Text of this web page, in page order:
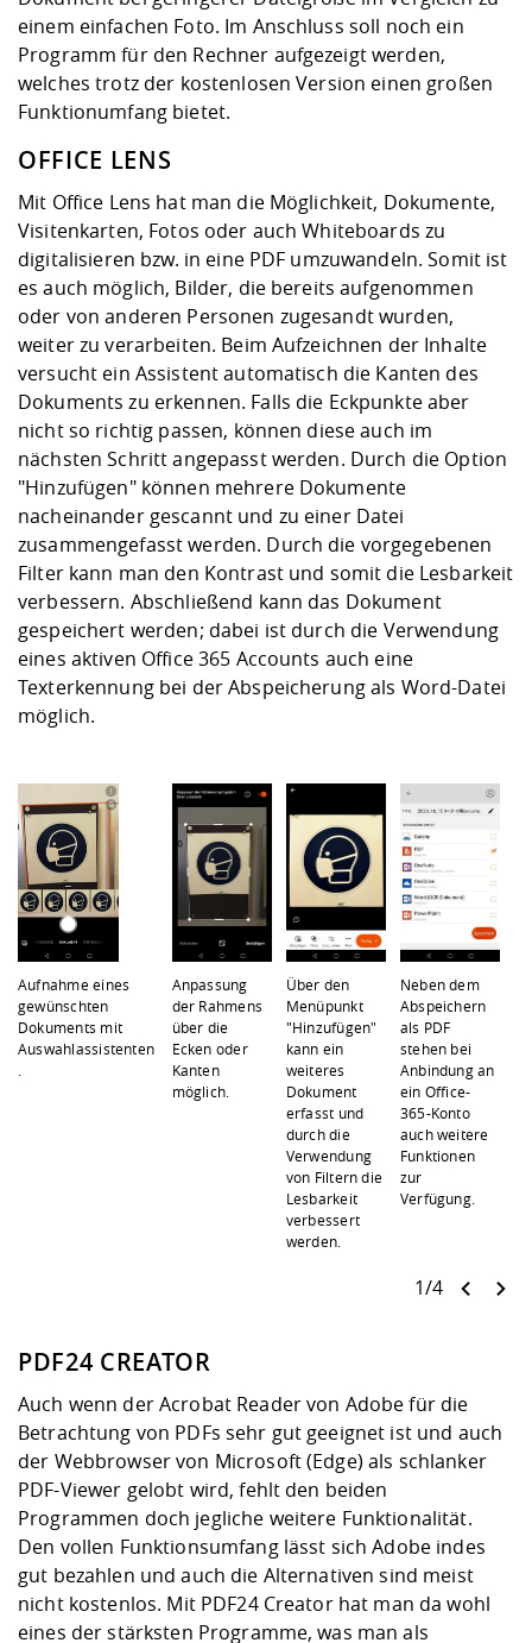
Vorbereitung
Studien- und
Digitales Lernen
Fremdsprachen
Jobs, Praktika,
Studieren in
Lebenslagen
Angebote der
Arbeit
Career Service
Lehren,
Internationale
Formulare und
FIS -
Prototyping und
Kooperationen
Kontakt &
Förderverein
Gremien und
Informatik/
Landbau/
Angebote für Unternehmen
Kontakt und Anfahrt
Qualitätssicherung
einem einfachen Foto. Im Anschluss soll noch ein
Programm für den Rechner aufgezeigt werden,
welches trotz der kostenlosen Version einen großen
Funktionumfang bietet.
OFFICE LENS
Mit Office Lens hat man die Möglichkeit, Dokumente,
Visitenkarten, Fotos oder auch Whiteboards zu
digitalisieren bzw. in eine PDF umzuwandeln. Somit ist
es auch möglich, Bilder, die bereits aufgenommen
oder von anderen Personen zugesandt wurden,
weiter zu verarbeiten. Beim Aufzeichnen der Inhalte
versucht ein Assistent automatisch die Kanten des
Dokuments zu erkennen. Falls die Eckpunkte aber
nicht so richtig passen, können diese auch im
nächsten Schritt angepasst werden. Durch die Option
"Hinzufügen" können mehrere Dokumente
nacheinander gescannt und zu einer Datei
zusammengefasst werden. Durch die vorgegebenen
Filter kann man den Kontrast und somit die Lesbarkeit
verbessern. Abschließend kann das Dokument
gespeichert werden; dabei ist durch die Verwendung
eines aktiven Office 365 Accounts auch eine
Texterkennung bei der Abspeicherung als Word-Datei
möglich.
Aufnahme eines
gewünschten
Dokuments mit
Auswahlassistenten
Anpassung
der Rahmens
über die
Ecken oder
Kanten
möglich.
Über den
Menüpunkt
"Hinzufügen"
kann ein
weiteres
Dokument
erfasst und
durch die
Verwendung
von Filtern die
Lesbarkeit
verbessert
werden.
Neben dem
Abspeichern
als PDF
stehen bei
Anbindung an
ein Office-
365-Konto
auch weitere
Funktionen
zur
Verfügung.
1/4
PDF24 CREATOR
Auch wenn der Acrobat Reader von Adobe für die
Betrachtung von PDFs sehr gut geeignet ist und auch
der Webbrowser von Microsoft (Edge) als schlanker
PDF-Viewer gelobt wird, fehlt den beiden
Programmen doch jegliche weitere Funktionalität.
Den vollen Funktionsumfang lässt sich Adobe indes
gut bezahlen und auch die Alternativen sind meist
nicht kostenlos. Mit PDF24 Creator hat man da wohl
eines der stärksten Programme, was man als